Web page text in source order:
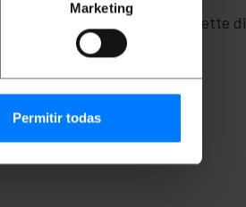
Marketing
Permitir todas
full HD ad alta
3840 x 2160 a 30 fps. Permette di